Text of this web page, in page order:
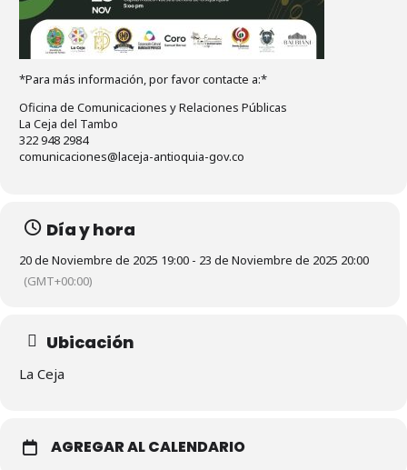
*Para más información, por favor contacte a:*
Oficina de Comunicaciones y Relaciones Públicas
La Ceja del Tambo
322 948 2984
comunicaciones@laceja-antioquia-gov.co
Día y hora
20 de Noviembre de 2025 19:00 - 23 de Noviembre de 2025 20:00
(GMT+00:00)
Ubicación
La Ceja
AGREGAR AL CALENDARIO